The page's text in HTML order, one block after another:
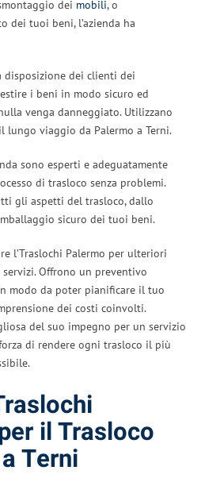
dei mobili, o
dei tuoi beni, l’azienda ha
disposizione dei clienti dei
i beni in modo sicuro ed
venga danneggiato. Utilizzano
lungo viaggio da Palermo a Terni.
sono esperti e adeguatamente
di trasloco senza problemi.
gli aspetti del trasloco, dallo
sicuro dei tuoi beni.
l’Traslochi Palermo per ulteriori
Offrono un preventivo
modo da poter pianificare il tuo
dei costi coinvolti.
del suo impegno per un servizio
di rendere ogni trasloco il più
il Trasloco
Terni